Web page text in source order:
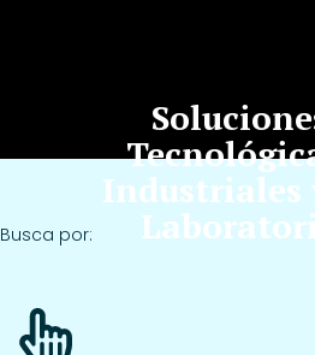
Industriales
Busca por: